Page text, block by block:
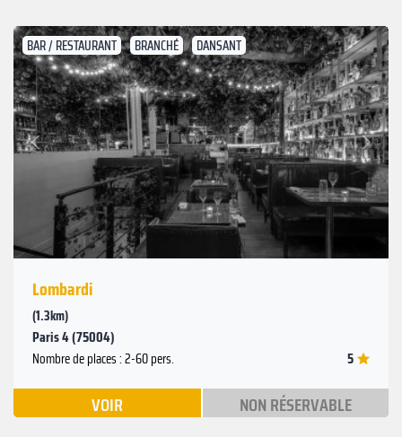
BAR / RESTAURANT BRANCHÉ DANSANT
Précédent
Suivant
Lombardi
(1.3km)
Paris 4 (75004)
Nombre de places : 2-60 pers. 5
VOIR NON RÉSERVABLE